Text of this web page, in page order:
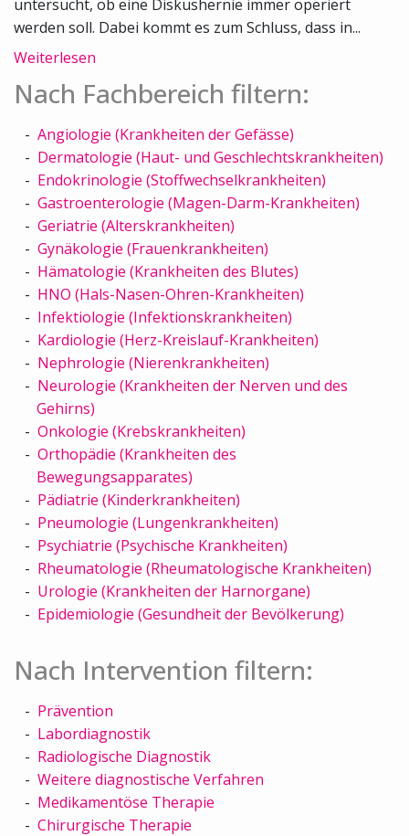
untersucht, ob eine Diskushernie immer operiert
werden soll. Dabei kommt es zum Schluss, dass in...
Weiterlesen
Nach Fachbereich filtern:
Angiologie (Krankheiten der Gefässe)
Dermatologie (Haut- und Geschlechtskrankheiten)
Endokrinologie (Stoffwechselkrankheiten)
Gastroenterologie (Magen-Darm-Krankheiten)
Geriatrie (Alterskrankheiten)
Gynäkologie (Frauenkrankheiten)
Hämatologie (Krankheiten des Blutes)
HNO (Hals-Nasen-Ohren-Krankheiten)
Infektiologie (Infektionskrankheiten)
Kardiologie (Herz-Kreislauf-Krankheiten)
Nephrologie (Nierenkrankheiten)
Neurologie (Krankheiten der Nerven und des
Gehirns)
Onkologie (Krebskrankheiten)
Orthopädie (Krankheiten des
Bewegungsapparates)
Pädiatrie (Kinderkrankheiten)
Pneumologie (Lungenkrankheiten)
Psychiatrie (Psychische Krankheiten)
Rheumatologie (Rheumatologische Krankheiten)
Urologie (Krankheiten der Harnorgane)
Epidemiologie (Gesundheit der Bevölkerung)
Nach Intervention filtern:
Prävention
Labordiagnostik
Radiologische Diagnostik
Weitere diagnostische Verfahren
Medikamentöse Therapie
Chirurgische Therapie